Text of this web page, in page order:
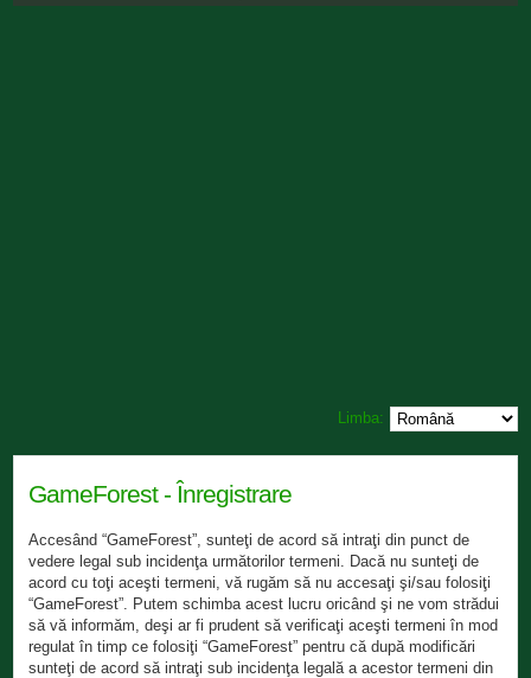
Limba:
GameForest - Înregistrare
Accesând “GameForest”, sunteţi de acord să intraţi din punct de
vedere legal sub incidenţa următorilor termeni. Dacă nu sunteţi de
acord cu toţi aceşti termeni, vă rugăm să nu accesaţi şi/sau folosiţi
“GameForest”. Putem schimba acest lucru oricând şi ne vom strădui
să vă informăm, deşi ar fi prudent să verificaţi aceşti termeni în mod
regulat în timp ce folosiţi “GameForest” pentru că după modificări
sunteţi de acord să intraţi sub incidenţa legală a acestor termeni din